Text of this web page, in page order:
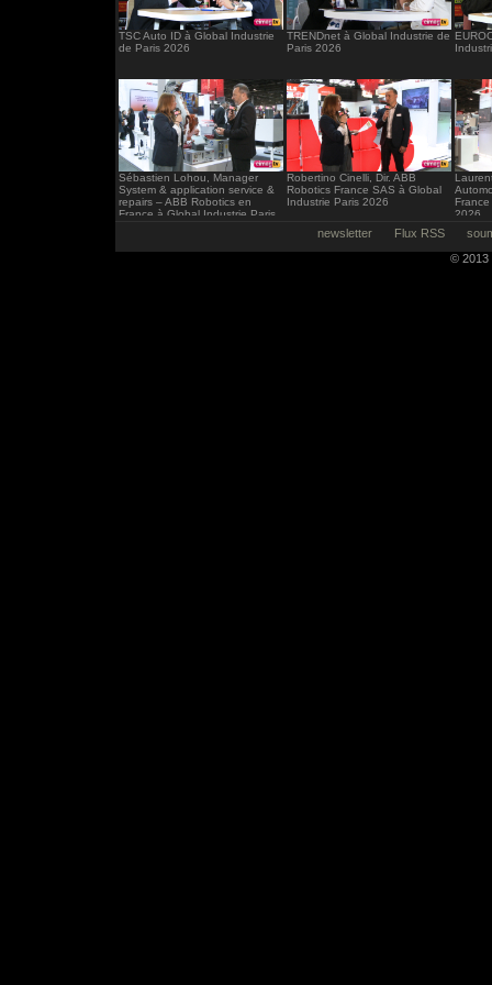
TSC Auto ID à Global Industrie
de Paris 2026
TRENDnet à Global Industrie de
Paris 2026
Sébastien Lohou, Manager
System & application service &
repairs – ABB Robotics en
France à Global Industrie Paris
Robertino Cinelli, Dir. ABB
Robotics France SAS à Global
Industrie Paris 2026
2026
newsletter Flux RSS
© 2013